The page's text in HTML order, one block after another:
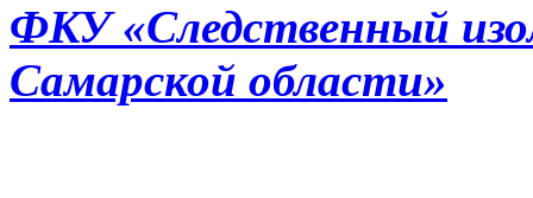
ФКУ «Следственный
Самарской области»